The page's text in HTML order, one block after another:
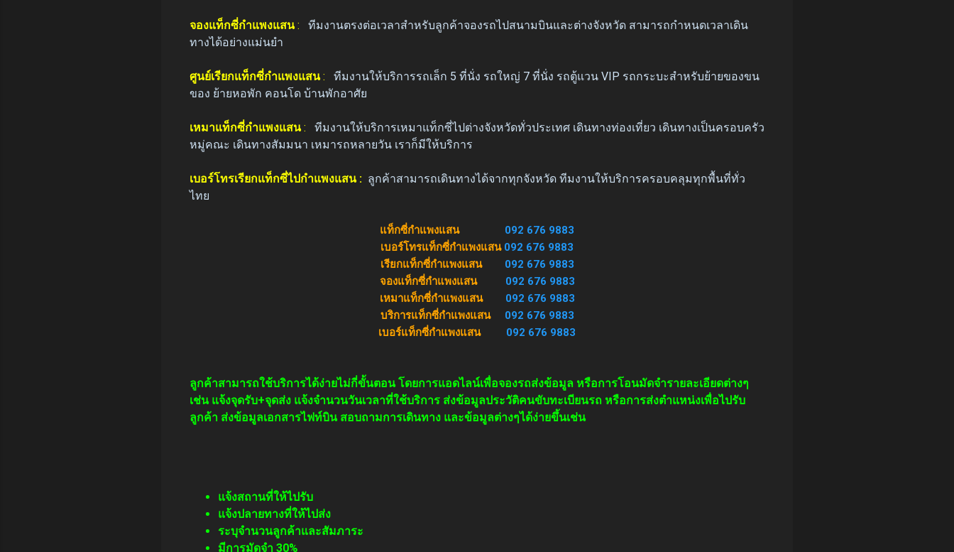
จองแท็กซี่กำแพงแสน:
ทีมงานตรงต่อเวลาสำหรับลูกค้าจองรถไปสนามบินและต่างจังหวัด สามารถกำหนดเวลาเดิน
ทางได้อย่างแม่นยำ
ศูนย์เรียกแท็กซี่กำแพงแสน:
ทีมงานให้บริการรถเล็ก 5 ที่นั่ง รถใหญ่ 7 ที่นั่ง รถตู้แวน VIP รถกระบะสำหรับย้ายของขน
ของ ย้ายหอพัก คอนโด บ้านพักอาศัย
เหมาแท็กซี่กำแพงแสน:
ทีมงานให้บริการเหมาแท็กซี่ไปต่างจังหวัดทั่วประเทศ เดินทางท่องเที่ยว เดินทางเป็นครอบครัว
หมู่คณะ เดินทางสัมมนา เหมารถหลายวัน เราก็มีให้บริการ
เบอร์โทรเรียกแท็กซี่ไปกำแพงแสน : ลูกค้าสามารถเดินทางได้จากทุกจังหวัด ทีมงานให้บริการครอบคลุมทุกพื้นที่ทั่ว
ไทย
แท็กซี่กำแพงแสน 092 676 9883
เบอร์โทรแท็กซี่กำแพงแสน 092 676 9883
เรียกแท็กซี่กำแพงแสน 092 676 9883
จองแท็กซี่กำแพงแสน 092 676 9883
เหมาแท็กซี่กำแพงแสน 092 676 9883
บริการแท็กซี่กำแพงแสน 092 676 9883
เบอร์แท็กซี่กำแพงแสน
092 676 9883
ลูกค้าสามารถใช้บริการได้ง่ายไม่กี่ขั้นตอน โดยการแอดไลน์เพื่อจองรถส่งข้อมูล หรือการโอนมัดจำรายละเอียดต่างๆ
เช่น แจ้งจุดรับ+จุดส่ง แจ้งจำนวนวันเวลาที่ใช้บริการ ส่งข้อมูลประวัติคนขับทะเบียนรถ หรือการส่งตำแหน่งเพื่อไปรับ
ลูกค้า ส่งข้อมูลเอกสารไฟท์บิน สอบถามการเดินทาง และข้อมูลต่างๆได้ง่ายขึ้นเช่น
แจ้งสถานที่ให้ไปรับ
แจ้งปลายทางที่ให้ไปส่ง
ระบุจำนวนลูกค้าและสัมภาระ
มีการมัดจำ 30%